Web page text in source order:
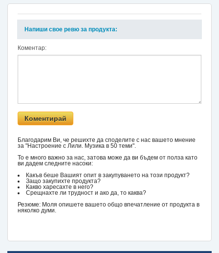
Напиши свое ревю за продукта:
Коментар:
Благодарим Ви, че решихте да споделите с нас вашето мнение
за "Настроение с Лили. Музика в 50 теми".
То е много важно за нас, затова може да ви бъдем от полза като
ви дадем следните насоки:
Какъв беше Вашият опит в закупуването на този продукт?
Защо закупихте продукта?
Какво харесахте в него?
Срещнахте ли трудност и ако да, то каква?
Резюме: Моля опишете вашето общо впечатление от продукта в
няколко думи.